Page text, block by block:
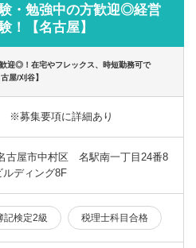
・勉強中の方歓迎◎経営
！【名古屋】
迎◎！在宅やフレックス、時短勤務可で
屋/刈谷】
※募集要項に詳細あり
古屋市中村区 名駅南一丁目24番8
ディング8F
記検定2級 税理士科目合格